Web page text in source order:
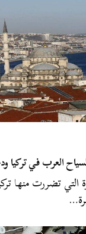
العرب في تركيا
التي تضررت منها